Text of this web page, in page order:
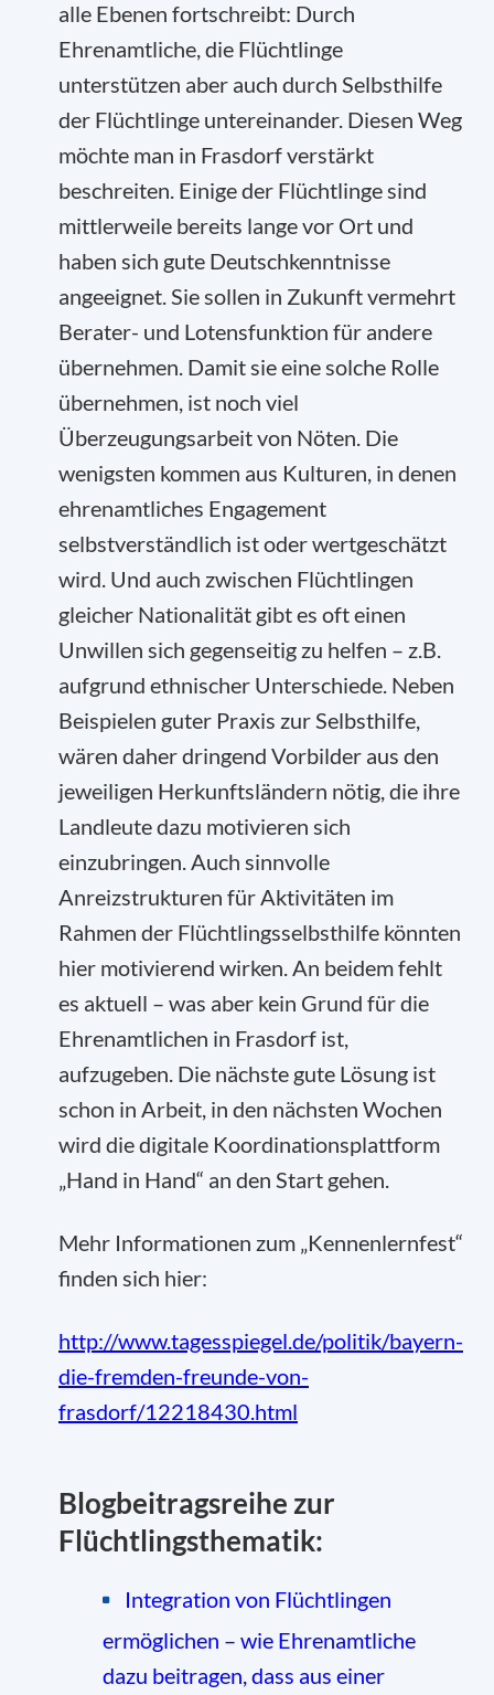
alle Ebenen fortschreibt: Durch
Ehrenamtliche, die Flüchtlinge
unterstützen aber auch durch Selbsthilfe
der Flüchtlinge untereinander. Diesen Weg
möchte man in Frasdorf verstärkt
beschreiten. Einige der Flüchtlinge sind
mittlerweile bereits lange vor Ort und
haben sich gute Deutschkenntnisse
angeeignet. Sie sollen in Zukunft vermehrt
Berater- und Lotensfunktion für andere
übernehmen. Damit sie eine solche Rolle
übernehmen, ist noch viel
Überzeugungsarbeit von Nöten. Die
wenigsten kommen aus Kulturen, in denen
ehrenamtliches Engagement
selbstverständlich ist oder wertgeschätzt
wird. Und auch zwischen Flüchtlingen
gleicher Nationalität gibt es oft einen
Unwillen sich gegenseitig zu helfen – z.B.
aufgrund ethnischer Unterschiede. Neben
Beispielen guter Praxis zur Selbsthilfe,
wären daher dringend Vorbilder aus den
jeweiligen Herkunftsländern nötig, die ihre
Landleute dazu motivieren sich
einzubringen. Auch sinnvolle
Anreizstrukturen für Aktivitäten im
Rahmen der Flüchtlingsselbsthilfe könnten
hier motivierend wirken. An beidem fehlt
es aktuell – was aber kein Grund für die
Ehrenamtlichen in Frasdorf ist,
aufzugeben. Die nächste gute Lösung ist
schon in Arbeit, in den nächsten Wochen
wird die digitale Koordinationsplattform
„Hand in Hand“ an den Start gehen.
Mehr Informationen zum „Kennenlernfest“
finden sich hier:
http://www.tagesspiegel.de/politik/bayern-
die-fremden-freunde-von-
frasdorf/12218430.html
Blogbeitragsreihe zur
Flüchtlingsthematik:
Integration von Flüchtlingen
ermöglichen – wie Ehrenamtliche
dazu beitragen, dass aus einer